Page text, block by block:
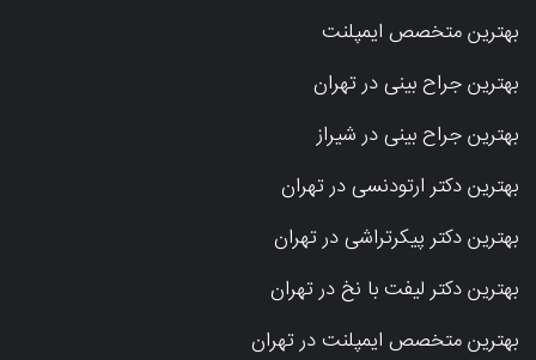
بهترین متخصص ایمپلنت
بهترین جراح بینی در تهران
بهترین جراح بینی در شیراز
بهترین دکتر ارتودنسی در تهران
بهترین دکتر پیکرتراشی در تهران
بهترین دکتر لیفت با نخ در تهران
بهترین متخصص ایمپلنت در تهران